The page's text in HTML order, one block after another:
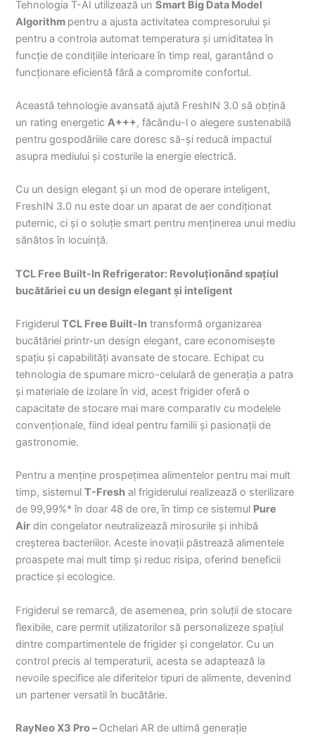
Tehnologia T-AI utilizează unSmart Big Data Model
Algorithm pentru a ajusta activitatea compresorului și
pentru a controla automat temperatura și umiditatea în
funcție de condițiile interioare în timp real, garantând o
funcționare eficientă fără a compromite confortul.
Această tehnologie avansată ajută FreshIN 3.0 să obțină
un rating energeticA+++, făcându-l o alegere sustenabilă
pentru gospodăriile care doresc să-și reducă impactul
asupra mediului și costurile la energie electrică.
Cu un design elegant și un mod de operare inteligent,
FreshIN 3.0 nu este doar un aparat de aer condiționat
puternic, ci și o soluție smart pentru menținerea unui mediu
sănătos în locuință.
TCL Free Built-In Refrigerator: Revoluționând spațiul
bucătăriei cu un design elegant și inteligent
FrigiderulTCL Free Built-In transformă organizarea
bucătăriei printr-un design elegant, care economisește
spațiu și capabilități avansate de stocare. Echipat cu
tehnologia de spumare micro-celulară de generația a patra
și materiale de izolare în vid, acest frigider oferă o
capacitate de stocare mai mare comparativ cu modelele
convenționale, fiind ideal pentru familii și pasionații de
gastronomie.
Pentru a menține prospețimea alimentelor pentru mai mult
timp, sistemulT-Fresh al frigiderului realizează o sterilizare
de 99,99%* în doar 48 de ore, în timp ce sistemul Pure
Air din congelator neutralizează mirosurile și inhibă
creșterea bacteriilor. Aceste inovații păstrează alimentele
proaspete mai mult timp și reduc risipa, oferind beneficii
practice și ecologice.
Frigiderul se remarcă, de asemenea, prin soluții de stocare
flexibile, care permit utilizatorilor să personalizeze spațiul
dintre compartimentele de frigider și congelator. Cu un
control precis al temperaturii, acesta se adaptează la
nevoile specifice ale diferitelor tipuri de alimente, devenind
un partener versatil în bucătărie.
RayNeo X3 Pro –Ochelari AR de ultimă generație